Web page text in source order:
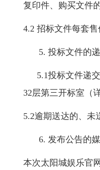
复印件、购买文件
4.2 招标文件每套售
5. 投标文件的
5.1投标文件递
32层第三开标室（
5.2逾期送达的、未
6. 发布公告的
本次太阳城娱乐官